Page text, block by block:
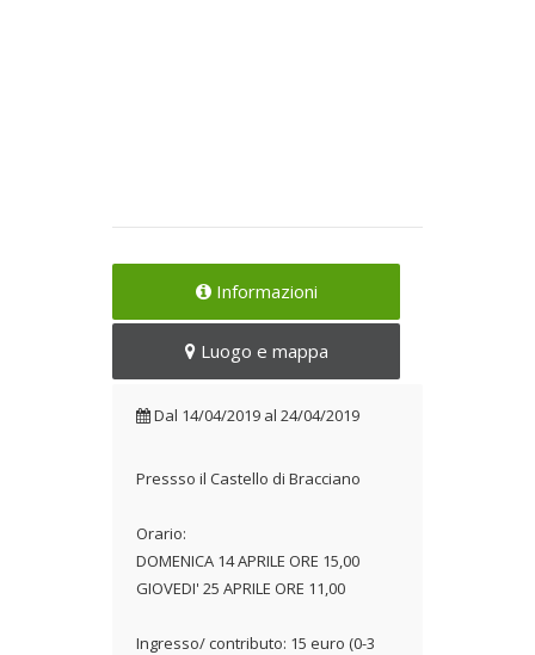
Informazioni
Luogo e mappa
Dal 14/04/2019 al 24/04/2019
Pressso il Castello di Bracciano
Orario:
DOMENICA 14 APRILE ORE 15,00
GIOVEDI' 25 APRILE ORE 11,00
Ingresso/ contributo: 15 euro (0-3